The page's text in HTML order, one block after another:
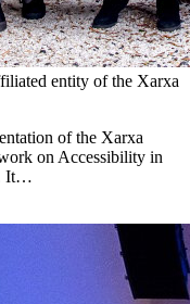
entity of the Xarxa
of the Xarxa
on Accessibility in
It…